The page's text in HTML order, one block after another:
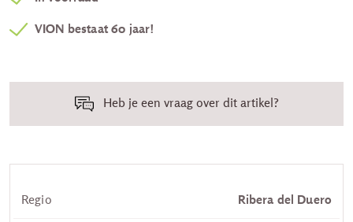
VION bestaat 60 jaar!
Heb je een vraag over dit artikel?
Regio Ribera del Duero